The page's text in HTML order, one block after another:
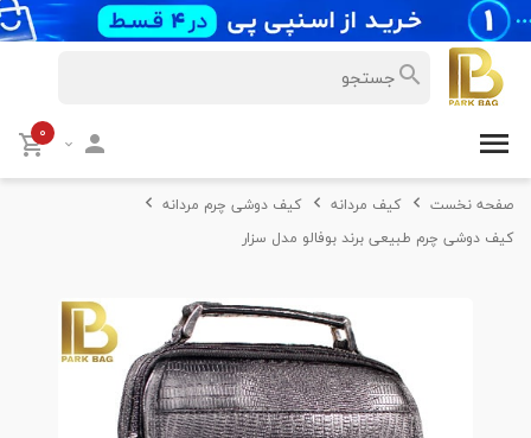
۰
صفحه نخست کیف مردانه
کیف دوشی چرم مردانه
کیف دوشی چرم طبیعی برند بوفالو مدل سزار